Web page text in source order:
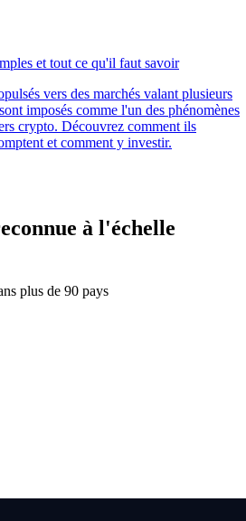
et tout ce qu'il faut savoir
vers des marchés valant plusieurs
imposés comme l'un des phénomènes
crypto. Découvrez comment ils
et comment y investir.
à l'échelle
plus de 90 pays